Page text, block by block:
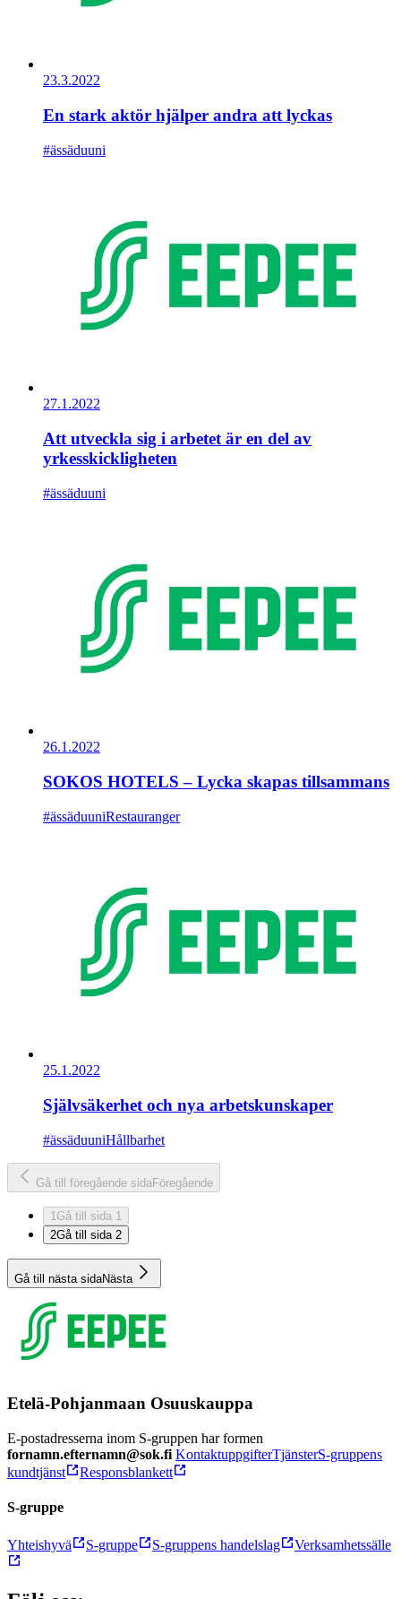
23.3.2022
En stark aktör hjälper andra att lyckas
#ässäduuni
27.1.2022
Att utveckla sig i arbetet är en del av
yrkesskickligheten
#ässäduuni
26.1.2022
SOKOS HOTELS – Lycka skapas tillsammans
#ässäduuniRestauranger
25.1.2022
Självsäkerhet och nya arbetskunskaper
#ässäduuniHållbarhet
Gå till föregående sidaFöregående
1 Gå till sida 1
2Gå till sida 2
Gå till nästa sidaNästa
Etelä-Pohjanmaan Osuuskauppa
E-postadresserna inom S-gruppen har formen
fornamn.efternamn@sok.fi KontaktuppgifterTjänsterS-gruppens
kundtjänst
Responsblankett
S-gruppe
Yhteishyvä S-gruppe S-gruppens handelslag Verksamhetssälle